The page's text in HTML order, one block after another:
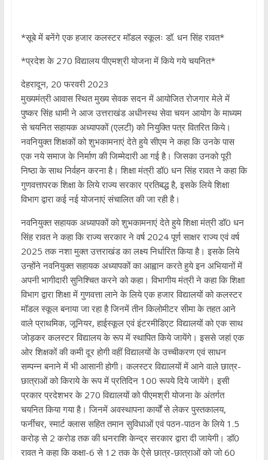
*सूबे में बनेंगे एक हजार कलस्टर मॉडल स्कूलः डॉ. धन सिंह रावत*
*प्रदेश के 270 विद्यालय पीएमश्री योजना में किये गये चयनित*
देहरादून, 20 फरवरी 2023
मुख्यमंत्री आवास स्थित मुख्य सेवक सदन में आयोजित रोजगार मेले में
पुष्कर सिंह धामी ने आज उत्तराखंड अधीनस्थ सेवा चयन आयोग के माध्यम
से चयनित सहायक अध्यापकों (एलटी) को नियुक्ति पत्र वितरित किये।
नवनियुक्त शिक्षकों को शुभकामनाएं देते हुये सीएम ने कहा कि उनके पास
एक नये समाज के निर्माण की जिम्मेदारी आ गई है। जिसका उनको पूरी
निष्ठा के साथ निर्वहन करना है। शिक्षा मंत्री डॉ0 धन सिंह रावत ने कहा कि
गुणवत्तापरक शिक्षा के लिये राज्य सरकार प्रतिबद्ध है, इसके लिये शिक्षा
विभाग द्वारा कई नई योजनाएं संचालित की जा रही है।
नवनियुक्त सहायक अध्यापकों को शुभकामनाएं देते हुये शिक्षा मंत्री डॉ0 धन
सिंह रावत ने कहा कि राज्य सरकार ने वर्ष 2024 पूर्ण साक्षर राज्य एवं वर्ष
2025 तक नशा मुक्त उत्तराखंड का लक्ष्य निर्धारित किया है। इसके लिये
उन्होंने नवनियुक्त सहायक अध्यापकों का आह्वान करते हुये इन अभियानों में
अपनी भागीदारी सुनिश्चित करने को कहा। विभागीय मंत्री ने कहा कि शिक्षा
विभाग द्वारा शिक्षा में गुणवत्ता लाने के लिये एक हजार विद्यालयों को कलस्टर
मॉडल स्कूल बनाया जा रहा है जिनमें तीन किलोमीटर सीमा के तहत आने
वाले प्राथमिक, जूनियर, हाईस्कूल एवं इंटरमीडिएट विद्यालयों को एक साथ
जोड़कर कलस्टर विद्यालय के रूप में स्थापित किये जायेंगे। इससे जहां एक
ओर शिक्षकों की कमी दूर होगी वहीं विद्यालयों के उच्चीकरण एवं साधन
सम्पन्न बनाने में भी आसानी होगी। कलस्टर विद्यालयों में आने वाले छात्र-
छात्राओं को किराये के रूप में प्रतिदिन 100 रूपये दिये जायेंगे। इसी
प्रकार प्रदेशभर के 270 विद्यालयों को पीएमश्री योजना के अंतर्गत
चयनित किया गया है। जिनमें अवस्थापना कार्यों से लेकर पुस्तकालय,
फर्नीचर, स्मार्ट क्लास सहित तमान सुविधाओं एवं पठन-पाठन के लिये 1.5
करोड़ से 2 करोड तक की धनराशि केन्द्र सरकार द्वारा दी जायेगी। डॉ0
रावत ने कहा कि कक्षा-6 से 12 तक के ऐसे छात्र-छात्राओं को जो 60